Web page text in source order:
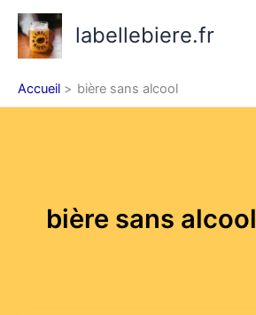
Aller
contenu
labellebiere.fr
Accueil bière sans alcool
bière sans alcool